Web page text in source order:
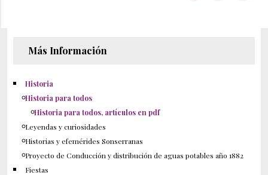
Más Información
Historia
Historia para todos
Historia para todos, artículos en pdf
Leyendas y curiosidades
Historias y efemérides Sonserranas
Proyecto de Conducción y distribución de aguas potables año 1882
Fiestas